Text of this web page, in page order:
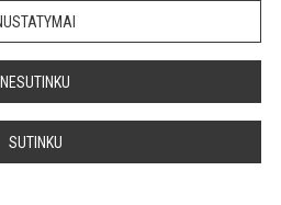
NESUTINKU
SUTINKU